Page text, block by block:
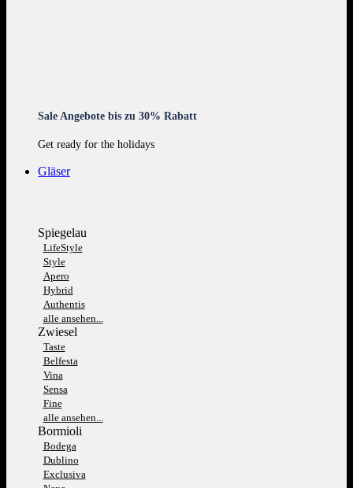
Sale Angebote bis zu 30% Rabatt
Get ready for the holidays
Gläser
Spiegelau
LifeStyle
Style
Apero
Hybrid
Authentis
alle ansehen...
Zwiesel
Taste
Belfesta
Vina
Sensa
Fine
alle ansehen...
Bormioli
Bodega
Dublino
Exclusiva